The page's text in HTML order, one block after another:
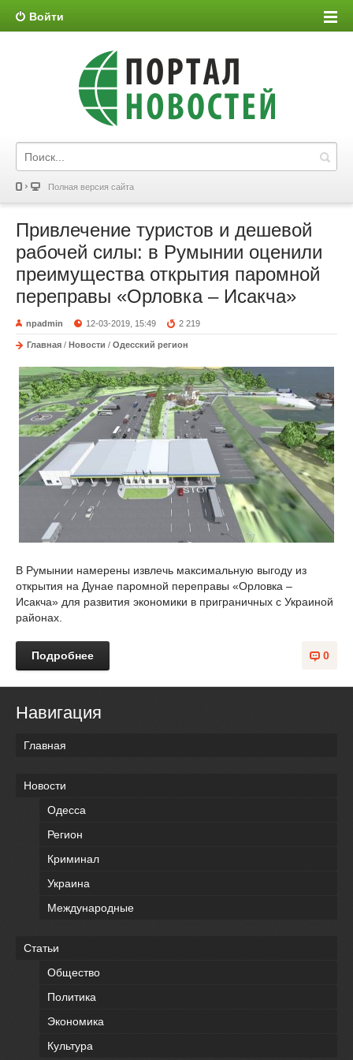
Войти
Полная версия сайта
Привлечение туристов и дешевой
рабочей силы: в Румынии оценили
преимущества открытия паромной
переправы «Орловка – Исакча»
npadmin 12-03-2019, 15:49 2 219
Главная / Новости / Одесский регион
В Румынии намерены извлечь максимальную выгоду из
открытия на Дунае паромной переправы «Орловка –
Исакча» для развития экономики в приграничных с Украиной
районах.
0
Подробнее
Навигация
Главная
Новости
Одесса
Регион
Криминал
Украина
Международные
Статьи
Общество
Политика
Экономика
Культура